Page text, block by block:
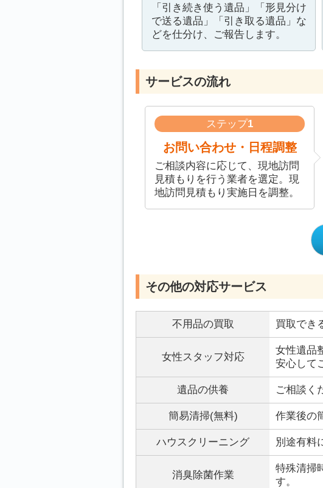
「引き続き使う遺品」「形見分け
で送る遺品」「引き取る遺品」な
どを仕分け、ご報告します。
サービスの流れ
ステップ1
お問い合わせ・日程調整
ご相談内容に応じて、現地訪問
見積もりを行う業者を選定。現
地訪問見積もり実施日を調整。
その他の対応サービス
不用品の買取 買取でき
女性スタッフ対応
女性遺品
安心して
遺品の供養 ご相談く
簡易清掃(無料) 作業後の
ハウスクリーニング 別途有料
消臭除菌作業
特殊清掃
す。